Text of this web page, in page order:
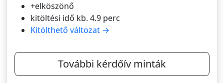
+elköszönő
kitöltési idő kb. 4.9 perc
Kitölthető változat →
További kérdőív minták